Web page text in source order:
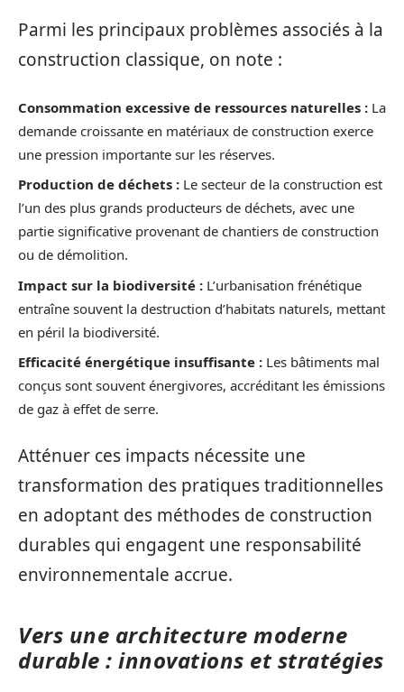
Parmi les principaux problèmes associés à la
construction classique, on note :
Consommation excessive de ressources naturelles : La
demande croissante en matériaux de construction exerce
une pression importante sur les réserves.
Production de déchets : Le secteur de la construction est
l’un des plus grands producteurs de déchets, avec une
partie significative provenant de chantiers de construction
ou de démolition.
Impact sur la biodiversité : L’urbanisation frénétique
entraîne souvent la destruction d’habitats naturels, mettant
en péril la biodiversité.
Efficacité énergétique insuffisante : Les bâtiments mal
conçus sont souvent énergivores, accréditant les émissions
de gaz à effet de serre.
Atténuer ces impacts nécessite une
transformation des pratiques traditionnelles
en adoptant des méthodes de construction
durables qui engagent une responsabilité
environnementale accrue.
Vers une architecture moderne
durable : innovations et stratégies